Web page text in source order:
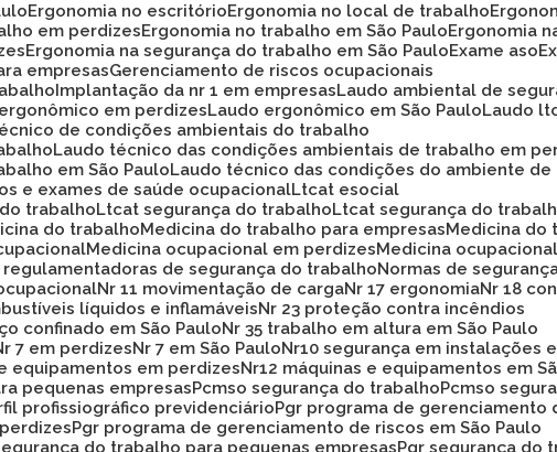
Ergonomia no escritório Ergonomia no local de trabalho
em perdizes Ergonomia no trabalho em São Paulo
Ergonomia
Ergonomia na segurança do trabalho em São Paulo Exame aso
empresas
Gerenciamento de riscos ocupacionais
Implantação da nr 1 em empresas
Laudo ambiental de
ergonômico em perdizes Laudo ergonômico em São Paulo
Laudo
de condições ambientais do trabalho
Laudo técnico das condições ambientais de trabalho em
em São Paulo
Laudo técnico das condições do ambiente
e exames de saúde ocupacional Ltcat esocial
trabalho
Ltcat segurança do trabalho
Ltcat segurança do
do trabalho Medicina do trabalho para empresas
Medicina
Medicina ocupacional em perdizes
Medicina
regulamentadoras de segurança do trabalho
Normas de
Nr 11 movimentação de carga Nr 17 ergonomia
Nr 18
líquidos e inflamáveis
Nr 23 proteção contra incêndios
confinado em São Paulo
Nr 35 trabalho em altura em São Paulo
Nr 7 em perdizes Nr 7 em São Paulo
Nr10 segurança em
e equipamentos em perdizes
Nr12 máquinas e equipamentos em
pequenas empresas Pcmso segurança do trabalho
Pcmso
profissiográfico previdenciário
Pgr programa de gerenciamento
Pgr programa de gerenciamento de riscos em São Paulo
segurança do trabalho para pequenas empresas
Pgr segurança